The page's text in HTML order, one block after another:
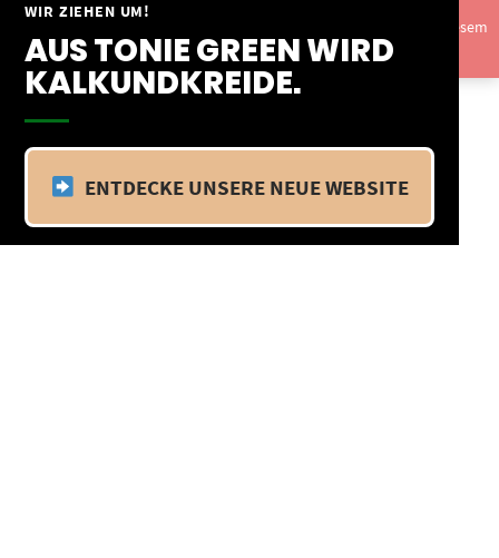
WIR ZIEHEN UM!
AUS TONIE GREEN WIRD
KALKUNDKREIDE.
ENTDECKE UNSERE NEUE WEBSITE
Springe
Inhalt
Vom 09.04.25 - 20.04.25 befinden wir uns im Betriebsurlaub. In diesem
Zeitraum findet kein Versand statt.Ausblenden